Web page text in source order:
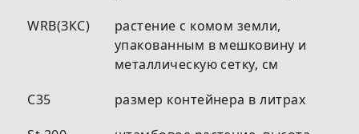
WRB(ЗКС)
растение с комом земли,
упакованным в мешковину и
металлическую сетку, см
С35
размер контейнера в литрах